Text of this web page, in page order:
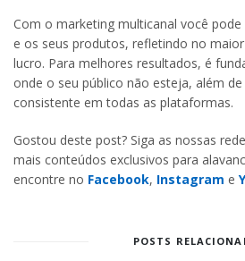
Com o marketing multicanal você
e os seus produtos, refletindo no
lucro. Para melhores resultados, é
onde o seu público não esteja, além
consistente em todas as plataformas.
Gostou deste post? Siga as nossas
mais conteúdos exclusivos para
encontre no Facebook, Instagram e
POSTS